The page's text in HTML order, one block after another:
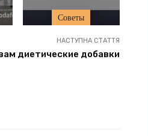
Советы
НАСТУПНА СТАТТЯ
диетические добавки